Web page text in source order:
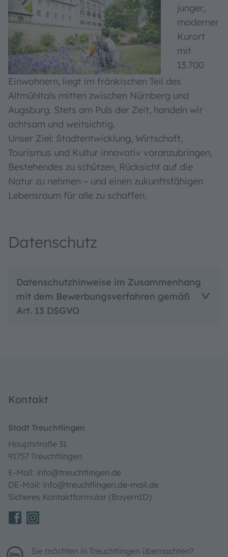
junger,
moderner
Kurort
mit
13.700
Einwohnern, liegt im fränkischen Teil des
Altmühltals mitten zwischen Nürnberg und
Augsburg. Stets am Puls der Zeit, handeln wir
achtsam und weitsichtig.
Unser Ziel: Stadtentwicklung, Wirtschaft,
Tourismus und Kultur innovativ voranzubringen,
Bestehendes zu schützen, Rücksicht auf die
Natur zu nehmen – und einen zukunftsfähigen
Lebensraum für alle zu schaffen.
Datenschutz
Datenschutzhinweise im Zusammenhang
mit dem Bewerbungsverfahren gemäß
Art. 13 DSGVO
Kontakt
Stadt Treuchtlingen
Hauptstraße 31
91757 Treuchtlingen
E-Mail: info@treuchtlingen.de
DE-Mail: info@treuchtlingen.de-mail.de
Sicheres Kontaktformular (BayernID)
Sie möchten in Treuchtlingen übernachten?